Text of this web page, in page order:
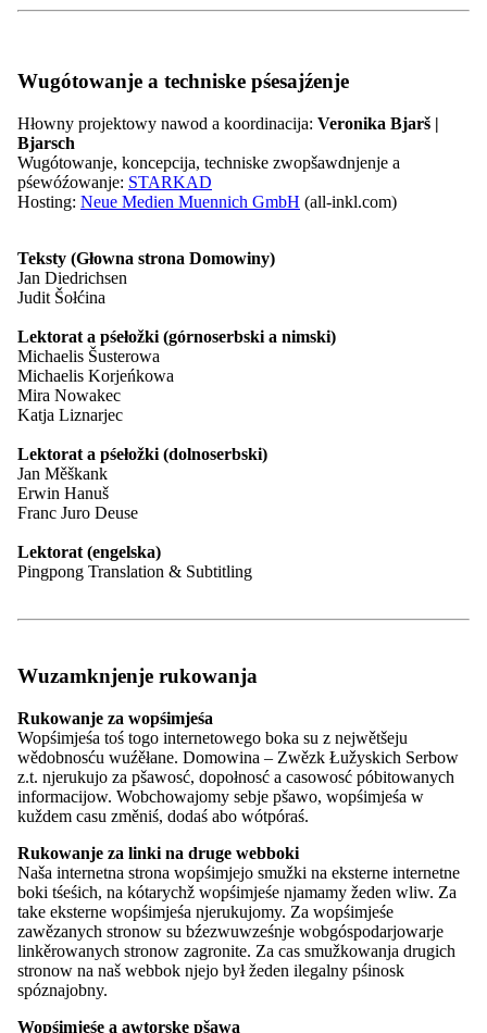
Mjazynarodny folklorny festiwal ŁUŽICA -
Wucesćenja
Myto Domowiny
Myto za góspodaŕstwo
Serbski dudak
Stawizny
Serbska rěc
Imaterielne kulturne derbstwo
Serbske lipowe łopjeno
Napšašowanje Łužyski monitor
Informacije a materialije
Pśeglěd: Informacije a materialije
Adresy a resursy
Dokumenty a medije
Publikacije
Casnikaŕstwo
Pśeglěd: Casnikaŕstwo
Kontakt
pismo
Lažka rěc
kontrast
pismo
03.06.2026
Casnikaŕstwo
Jubilej Jurja Brězana – projektoweju
Wugótowanje a techniske pśesajźenje
Hłowny projektowy nawod a koordinacija: Veronika Bjarš |
Bjarsch
Wugótowanje, koncepcija, techniske zwopšawdnjenje a
pśewóźowanje: STARKAD
Hosting: Neue Medien Muennich GmbH (all-inkl.com)
Teksty (Głowna strona Domowiny)
Jan Diedrichsen
Judit Šołćina
Lektorat a pśełožki (górnoserbski a nimski)
Michaelis Šusterowa
Michaelis Korjeńkowa
Mira Nowakec
Katja Liznarjec
Lektorat a pśełožki (dolnoserbski)
Jan Měškank
Erwin Hanuš
Franc Juro Deuse
Lektorat (engelska)
Pingpong Translation & Subtitling
Wuzamknjenje rukowanja
Rukowanje za wopśimjeśa
Wopśimjeśa toś togo internetowego boka su z nejwětšeju
wědobnosću wuźěłane. Domowina – Zwězk Łužyskich Serbow
z.t. njerukujo za pšawosć, dopołnosć a casowosć póbitowanych
informacijow. Wobchowajomy sebje pšawo, wopśimjeśa w
kuždem casu změniś, dodaś abo wótpóraś.
Rukowanje za linki na druge webboki
Naša internetna strona wopśimjejo smužki na eksterne internetne
boki tśeśich, na kótarychž wopśimjeśe njamamy žeden wliw. Za
take eksterne wopśimjeśa njerukujomy. Za wopśimjeśe
zawězanych stronow su bźezwuwześnje wobgóspodarjowarje
linkěrowanych stronow zagronite. Za cas smužkowanja drugich
stronow na naš webbok njejo był žeden ilegalny pśinosk
spóznajobny.
Wopśimjeśe a awtorske pšawa
Wužywamy wšake cookije na našom webboku. Wažne cookieje
pomagaju nam na pśikład, anonymne statistiki zestajaś, Waše